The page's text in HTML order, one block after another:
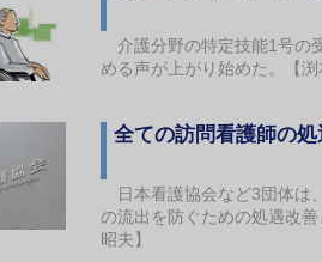
介護分野の特定技能1号の
める声が上がり始めた。【渕
全ての訪問看護師の
日本看護協会など3団体は
の流出を防ぐための処遇改
昭夫】